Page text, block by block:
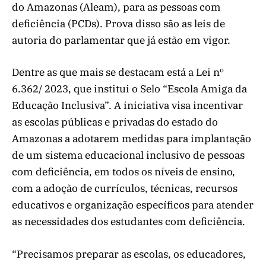
do Amazonas (Aleam), para as pessoas com
deficiência (PCDs). Prova disso são as leis de
autoria do parlamentar que já estão em vigor.
Dentre as que mais se destacam está a Lei nº
6.362/ 2023, que institui o Selo “Escola Amiga da
Educação Inclusiva”. A iniciativa visa incentivar
as escolas públicas e privadas do estado do
Amazonas a adotarem medidas para implantação
de um sistema educacional inclusivo de pessoas
com deficiência, em todos os níveis de ensino,
com a adoção de currículos, técnicas, recursos
educativos e organização específicos para atender
as necessidades dos estudantes com deficiência.
“Precisamos preparar as escolas, os educadores,